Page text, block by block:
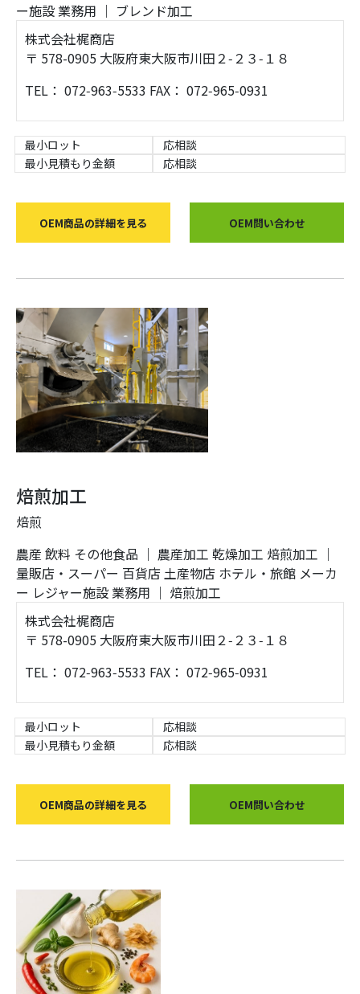
ー施設業務用 ｜ ブレンド加工
株式会社梶商店
〒 578-0905 大阪府東大阪市川田２‑２３‑１８
TEL： 072‑963‑5533 FAX： 072‑965‑0931
最小ロット
応相談
最小見積もり金額
応相談
OEM商品の詳細を見る OEM問い合わせ
焙煎加工
焙煎
農産 飲料 その他食品 ｜ 農産加工 乾燥加工 焙煎加工 ｜
量販店・スーパー 百貨店土産物店 ホテル・旅館 メーカ
ー レジャー施設業務用 ｜ 焙煎加工
株式会社梶商店
〒 578-0905 大阪府東大阪市川田２‑２３‑１８
TEL： 072‑963‑5533 FAX： 072‑965‑0931
最小ロット
応相談
最小見積もり金額
応相談
OEM商品の詳細を見る OEM問い合わせ